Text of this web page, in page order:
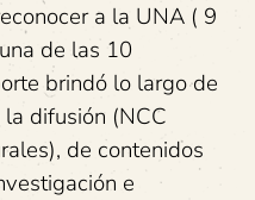
a la UNA ( 9
de las 10
brindó lo largo de
difusión (NCC
de contenidos
e